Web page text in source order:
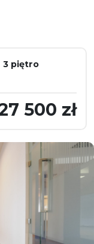
3 piętro
500 zł